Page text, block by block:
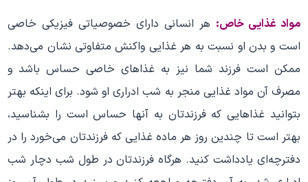
مواد غذایی خاص: هر انسانی دارای خصوصیاتی فیزیکی خاصی
است و بدن او نسبت به هر غذایی واکنش متفاوتی نشان می‌دهد.
ممکن است فرزند شما نیز به غذاهای خاصی حساس باشد و
مصرف آن مواد غذایی منجر به شب ادراری او شود. برای اینکه بهتر
بتوانید غذاهایی که فرزندتان به آنها حساس است را بشناسید،
بهتر است تا چندین روز هر ماده غذایی که فرزندتان می‌خورد را در
دفترچه‌ای یادداشت کنید. هرگاه فرزندتان در طول شب دچار شب